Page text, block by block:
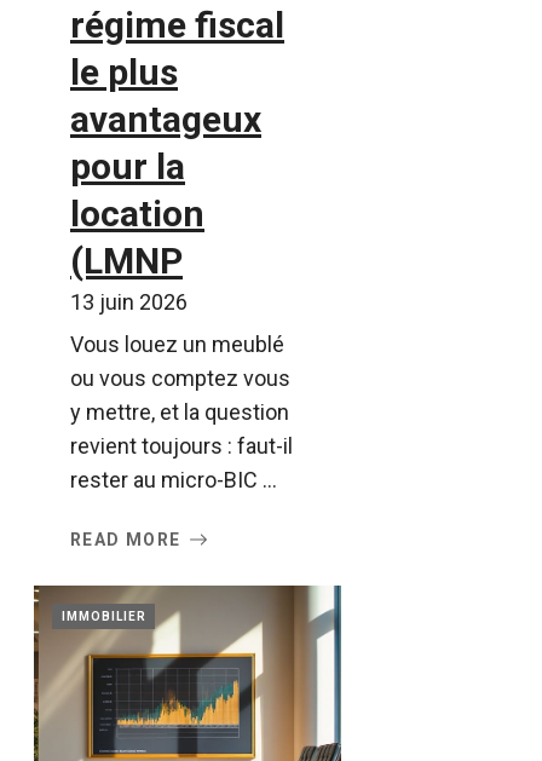
régime fiscal
le plus
avantageux
pour la
location
(LMNP
13 juin 2026
Vous louez un meublé
ou vous comptez vous
y mettre, et la question
revient toujours : faut-il
rester au micro-BIC ...
READ MORE
IMMOBILIER